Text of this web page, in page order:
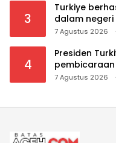
3
Turkiye
dalam negeri
7 Agustus 2026
4
Presiden
mahkota
7 Agustus 2026